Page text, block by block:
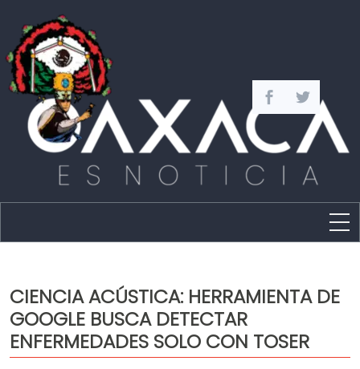
Capital
Policíaca
Cultura
CIENCIA ACÚSTICA: HERRAMIENTA DE
GOOGLE BUSCA DETECTAR
ENFERMEDADES SOLO CON TOSER